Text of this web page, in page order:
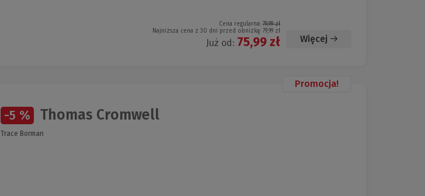
Cena regularna: 79,99 zł
Najniższa cena z 30 dni przed obniżką: 79,99 zł
Już od: 75,99 zł Więcej
Promocja!
-5 % Thomas Cromwell
Trace Borman